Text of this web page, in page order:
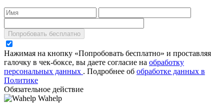
Попробовать бесплатно
Нажимая на кнопку «Попробовать бесплатно» и проставляя
галочку в чек-боксе, вы даете согласие на обработку
персональных данных . Подробнее об обработке данных в
Политике
Обязательное действие
Wahelp